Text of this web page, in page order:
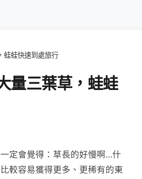
蛙蛙快速到處旅行
量三葉草，蛙蛙
定會覺得：草長的好慢啊…什
較容易獲得更多、更稀有的東